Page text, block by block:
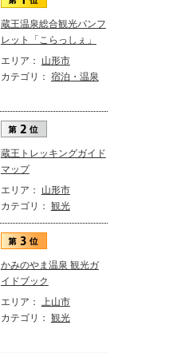
蔵王温泉総合観光パンフ
レット「こらっしぇ」
エリア： 山形市
カテゴリ： 宿泊・温泉
蔵王トレッキングガイド
マップ
エリア： 山形市
カテゴリ： 観光
かみのやま温泉 観光ガ
イドブック
エリア： 上山市
カテゴリ： 観光